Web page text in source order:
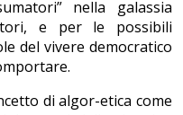
nella galassia
e per le possibili
del vivere democratico
di algor-etica come